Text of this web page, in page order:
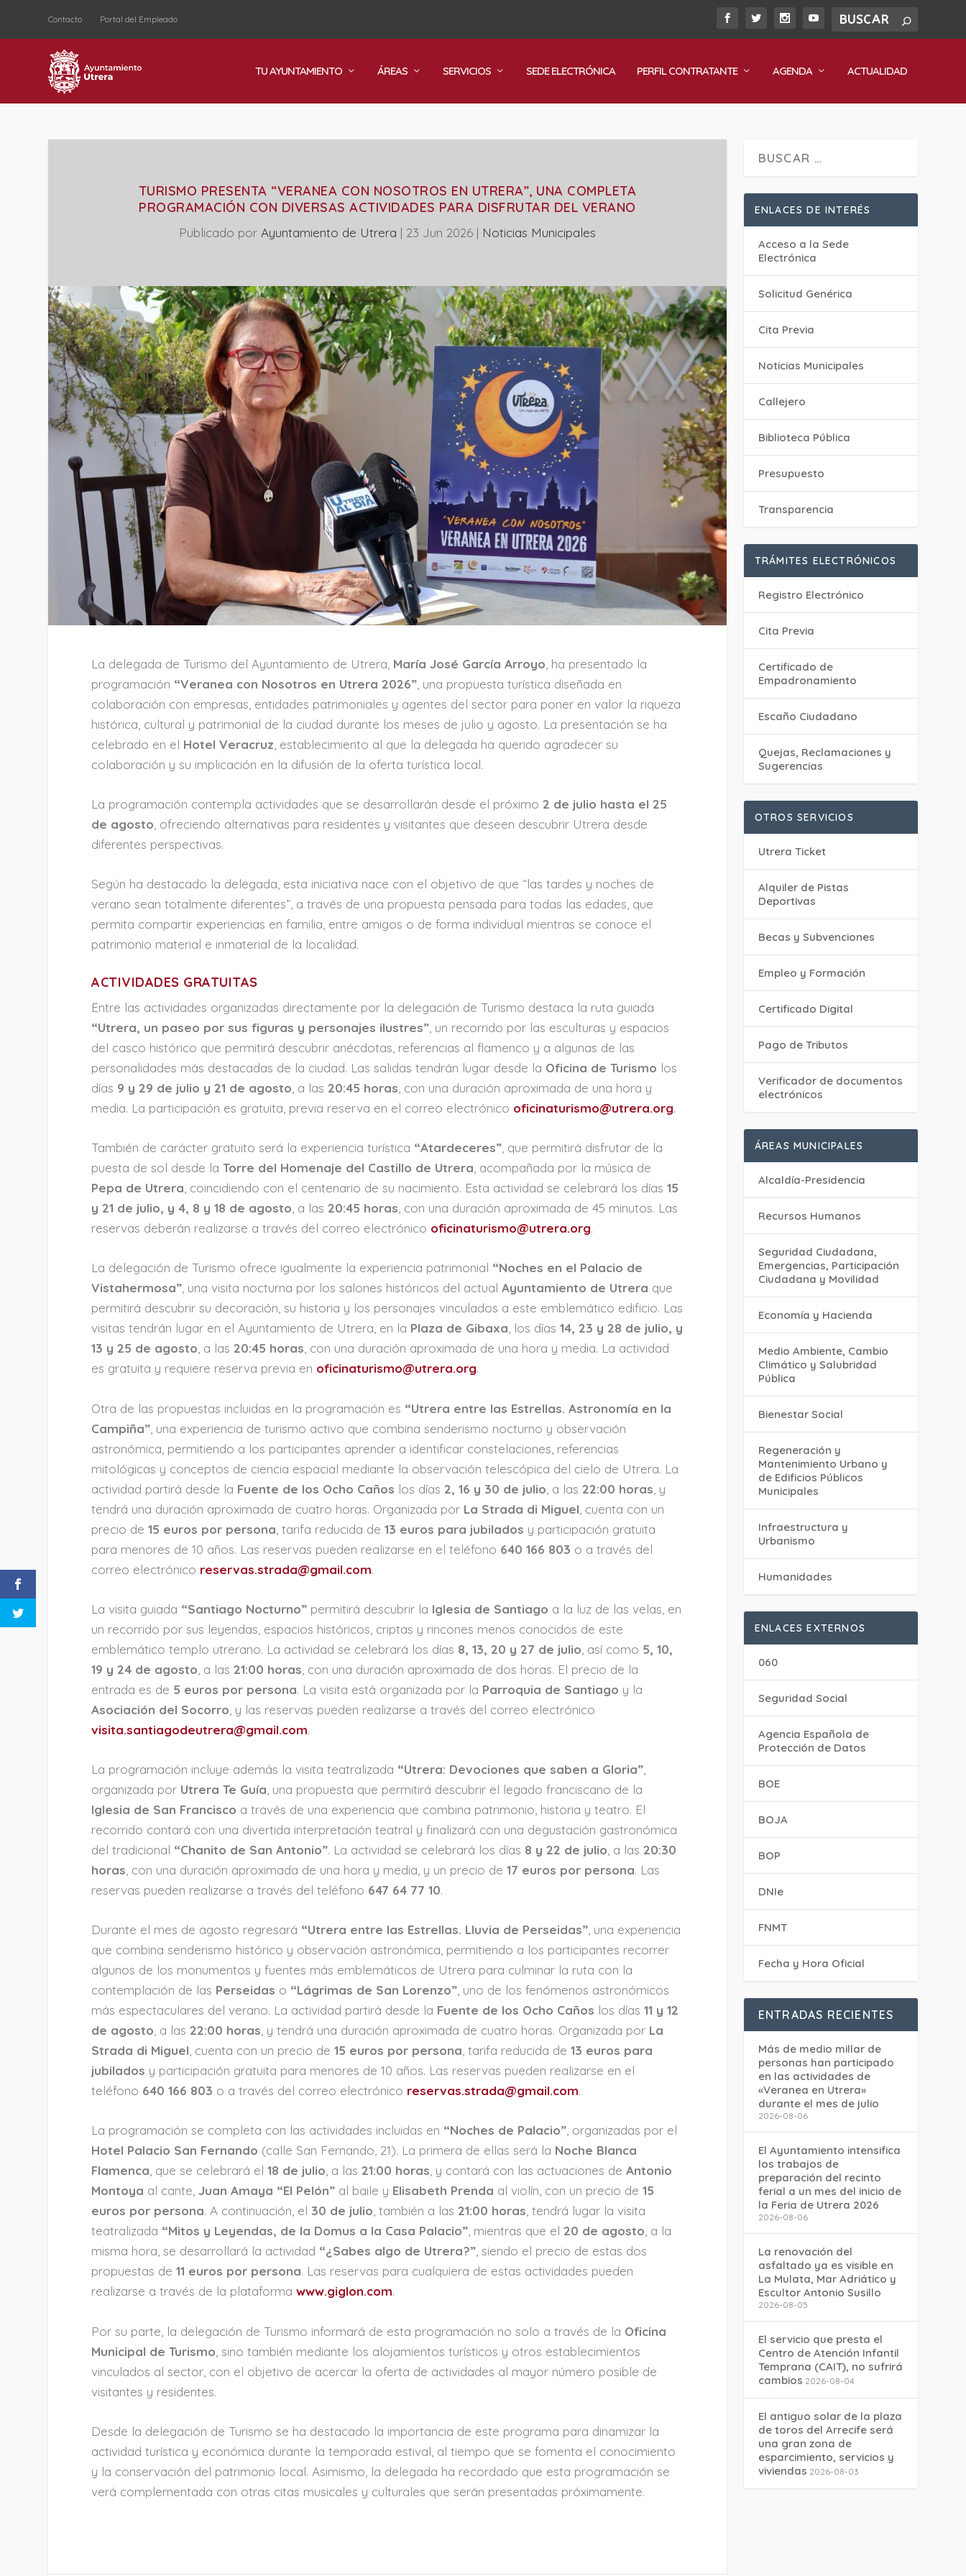
Contacto Portal del Empleado
TU AYUNTAMIENTO ÁREAS SERVICIOS SEDE ELECTRÓNICA PERFIL CONTRATANTE AGENDA ACTUALIDAD
TURISMO PRESENTA “VERANEA CON NOSOTROS EN UTRERA”, UNA COMPLETA
PROGRAMACIÓN CON DIVERSAS ACTIVIDADES PARA DISFRUTAR DEL VERANO
Publicado por Ayuntamiento de Utrera | 23 Jun 2026| ‎Noticias Municipales
La delegada de Turismo del Ayuntamiento de Utrera, María José García Arroyo , ha presentado la
programación “Veranea con Nosotros en Utrera 2026” , una propuesta turística diseñada en
colaboración con empresas, entidades patrimoniales y agentes del sector para poner en valor la riqueza
histórica, cultural y patrimonial de la ciudad durante los meses de julio y agosto. La presentación se ha
celebrado en el Hotel Veracruz , establecimiento al que la delegada ha querido agradecer su
colaboración y su implicación en la difusión de la oferta turística local.
La programación contempla actividades que se desarrollarán desde el próximo2 de julio hasta el 25
de agosto , ofreciendo alternativas para residentes y visitantes que deseen descubrir Utrera desde
diferentes perspectivas.
Según ha destacado la delegada, esta iniciativa nace con el objetivo de que “las tardes y noches de
verano sean totalmente diferentes”, a través de una propuesta pensada para todas las edades, que
permita compartir experiencias en familia, entre amigos o de forma individual mientras se conoce el
patrimonio material e inmaterial de la localidad.
ACTIVIDADES GRATUITAS
Entre las actividades organizadas directamente por la delegación de Turismo destaca la ruta guiada
“Utrera, un paseo por sus figuras y personajes ilustres” , un recorrido por las esculturas y espacios
del casco histórico que permitirá descubrir anécdotas, referencias al flamenco y a algunas de las
personalidades más destacadas de la ciudad. Las salidas tendrán lugar desde la Oficina de Turismo los
días 9 y 29 de julio y 21 de agosto , a las20:45 horas , con una duración aproximada de una hora y
media. La participación es gratuita, previa reserva en el correo electrónico oficinaturismo@utrera.org.
También de carácter gratuito será la experiencia turística “Atardeceres”, que permitirá disfrutar de la
puesta de sol desde laTorre del Homenaje del Castillo de Utrera, acompañada por la música de
Pepa de Utrera, coincidiendo con el centenario de su nacimiento. Esta actividad se celebrará los días15
y 21 de julio, y 4, 8 y 18 de agosto, a las20:45 horas, con una duración aproximada de 45 minutos. Las
reservas deberán realizarse a través del correo electrónico oficinaturismo@utrera.org.
La delegación de Turismo ofrece igualmente la experiencia patrimonial “Noches en el Palacio de
Vistahermosa”, una visita nocturna por los salones históricos del actualAyuntamiento de Utrera que
permitirá descubrir su decoración, su historia y los personajes vinculados a este emblemático edificio. Las
visitas tendrán lugar en el Ayuntamiento de Utrera, en la Plaza de Gibaxa, los días14, 23 y 28 de julio, y
13 y 25 de agosto, a las20:45 horas, con una duración aproximada de una hora y media. La actividad
es gratuita y requiere reserva previa en oficinaturismo@utrera.org.
Otra de las propuestas incluidas en la programación es “Utrera entre las Estrellas. Astronomía en la
Campiña” , una experiencia de turismo activo que combina senderismo nocturno y observación
astronómica, permitiendo a los participantes aprender a identificar constelaciones, referencias
mitológicas y conceptos de ciencia espacial mediante la observación telescópica del cielo de Utrera. La
actividad partirá desde la Fuente de los Ocho Caños los días2, 16 y 30 de julio , a las22:00 horas , y
tendrá una duración aproximada de cuatro horas. Organizada por La Strada di Miguel , cuenta con un
precio de15 euros por persona , tarifa reducida de13 euros para jubilados y participación gratuita
para menores de 10 años. Las reservas pueden realizarse en el teléfono 640 166 803 o a través del
correo electrónico reservas.strada@gmail.com.
La visita guiada “Santiago Nocturno” permitirá descubrir la Iglesia de Santiago a la luz de las velas, en
un recorrido por sus leyendas, espacios históricos, criptas y rincones menos conocidos de este
emblemático templo utrerano. La actividad se celebrará los días 8, 13, 20 y 27 de julio , así como 5, 10,
19 y 24 de agosto , a las21:00 horas , con una duración aproximada de dos horas. El precio de la
entrada es de 5 euros por persona. La visita está organizada por la Parroquia de Santiago y la
Asociación del Socorro , y las reservas pueden realizarse a través del correo electrónico
visita.santiagodeutrera@gmail.com.
La programación incluye además la visita teatralizada “Utrera: Devociones que saben a Gloria”
organizada por Utrera Te Guía , una propuesta que permitirá descubrir el legado franciscano de la
Iglesia de San Francisco a través de una experiencia que combina patrimonio, historia y teatro. El
recorrido contará con una divertida interpretación teatral y finalizará con una degustación gastronómica
del tradicional “Chanito de San Antonio”. La actividad se celebrará los días 8 y 22 de julio , a las20:30
horas , con una duración aproximada de una hora y media, y un precio de17 euros por persona. Las
reservas pueden realizarse a través del teléfono 647 64 77 10.
Durante el mes de agosto regresará “Utrera entre las Estrellas. Lluvia de Perseidas”, una experiencia
que combina senderismo histórico y observación astronómica, permitiendo a los participantes recorrer
algunos de los monumentos y fuentes más emblemáticos de Utrera para culminar la ruta con la
contemplación de las Perseidas o “Lágrimas de San Lorenzo”, uno de los fenómenos astronómicos
más espectaculares del verano. La actividad partirá desde la Fuente de los Ocho Caños los días11 y 12
de agosto, a las22:00 horas, y tendrá una duración aproximada de cuatro horas. Organizada por La
Strada di Miguel, cuenta con un precio de15 euros por persona, tarifa reducida de13 euros para
jubilados y participación gratuita para menores de 10 años. Las reservas pueden realizarse en el
teléfono 640 166 803 o a través del correo electrónico reservas.strada@gmail.com.
La programación se completa con las actividades incluidas en “Noches de Palacio”, organizadas por el
Hotel Palacio San Fernando (calle San Fernando, 21). La primera de ellas será la Noche Blanca
Flamenca, que se celebrará el18 de julio, a las21:00 horas, y contará con las actuaciones deAntonio
Montoya al cante,Juan Amaya “El Pelón” al baile y Elisabeth Prenda al violín, con un precio de15
euros por persona. A continuación, el 30 de julio, también a las21:00 horas, tendrá lugar la visita
teatralizada “Mitos y Leyendas, de la Domus a la Casa Palacio”, mientras que el20 de agosto, a la
misma hora, se desarrollará la actividad “¿Sabes algo de Utrera?”, siendo el precio de estas dos
propuestas de11 euros por persona. Las reservas para cualquiera de estas actividades pueden
realizarse a través de la plataformawww.giglon.com.
Por su parte, la delegación de Turismo informará de esta programación no solo a través de la Oficina
Municipal de Turismo , sino también mediante los alojamientos turísticos y otros establecimientos
vinculados al sector, con el objetivo de acercar la oferta de actividades al mayor número posible de
visitantes y residentes.
Desde la delegación de Turismo se ha destacado la importancia de este programa para dinamizar la
actividad turística y económica durante la temporada estival, al tiempo que se fomenta el conocimiento
y la conservación del patrimonio local. Asimismo, la delegada ha recordado que esta programación se
verá complementada con otras citas musicales y culturales que serán presentadas próximamente.
ENLACES DE INTERÉS
Acceso a la Sede
Electrónica
Solicitud Genérica
Cita Previa
‎Noticias Municipales
Callejero
Biblioteca Pública
Presupuesto
Transparencia
TRÁMITES ELECTRÓNICOS
Registro Electrónico
Cita Previa
Certificado de
Empadronamiento
Escaño Ciudadano
Quejas, Reclamaciones y
Sugerencias
OTROS SERVICIOS
Utrera Ticket
Alquiler de Pistas
Deportivas
Becas y Subvenciones
Empleo y Formación
Certificado Digital
Pago de Tributos
Verificador de documentos
electrónicos
ÁREAS MUNICIPALES
Alcaldía-Presidencia
Recursos Humanos
Seguridad Ciudadana,
Emergencias, Participación
Ciudadana y Movilidad
Economía y Hacienda
Medio Ambiente, Cambio
Climático y Salubridad
Pública
Bienestar Social
Regeneración y
Mantenimiento Urbano y
de Edificios Públicos
Municipales
Infraestructura y
Urbanismo
Humanidades
ENLACES EXTERNOS
060
Seguridad Social
Agencia Española de
Protección de Datos
BOE
BOJA
BOP
DNIe
FNMT
Fecha y Hora Oficial
ENTRADAS RECIENTES
Más de medio millar de
personas han participado
en las actividades de
«Veranea en Utrera»
durante el mes de julio
2026-08-06
El Ayuntamiento intensifica
los trabajos de
preparación del recinto
ferial a un mes del inicio de
la Feria de Utrera 2026
2026-08-06
La renovación del
asfaltado ya es visible en
La Mulata, Mar Adriático y
Escultor Antonio Susillo
2026-08-05
El servicio que presta el
Centro de Atención Infantil
Temprana (CAIT), no sufrirá
cambios 2026-08-04
El antiguo solar de la plaza
de toros del Arrecife será
una gran zona de
esparcimiento, servicios y
viviendas 2026-08-03